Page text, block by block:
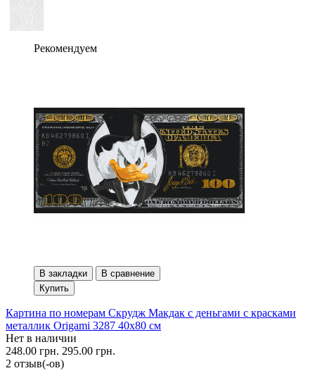
Рекомендуем
В закладки
В сравнение
Купить
Картина по номерам Скрудж Макдак с деньгами с красками
металлик Origami 3287 40x80 см
Нет в наличии
248.00 грн. 295.00 грн.
2 отзыв(-ов)